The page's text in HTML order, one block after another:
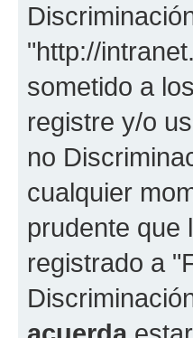
"http://
sometido a
registre y/o
no
cualquier
prudente que
registrado a